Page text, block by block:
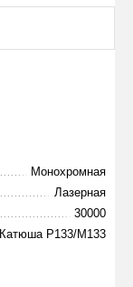
Монохромная
Лазерная
30000
Катюша Р133/М133